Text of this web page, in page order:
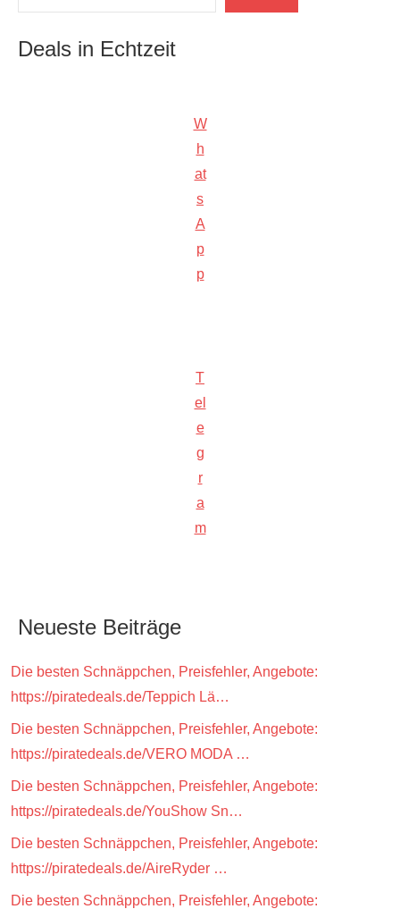
Deals in Echtzeit
W
h
at
s
A
p
p
T
el
e
g
r
a
m
Neueste Beiträge
Die besten Schnäppchen, Preisfehler, Angebote:
https://piratedeals.de/Teppich Lä…
Die besten Schnäppchen, Preisfehler, Angebote:
https://piratedeals.de/VERO MODA …
Die besten Schnäppchen, Preisfehler, Angebote:
https://piratedeals.de/YouShow Sn…
Die besten Schnäppchen, Preisfehler, Angebote:
https://piratedeals.de/AireRyder …
Die besten Schnäppchen, Preisfehler, Angebote: